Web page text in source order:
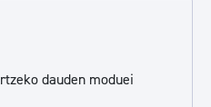
dauden moduei